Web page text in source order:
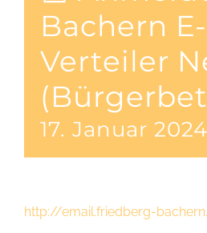
Bachern
Verteiler
17. Januar 2024
http://email.friedberg-